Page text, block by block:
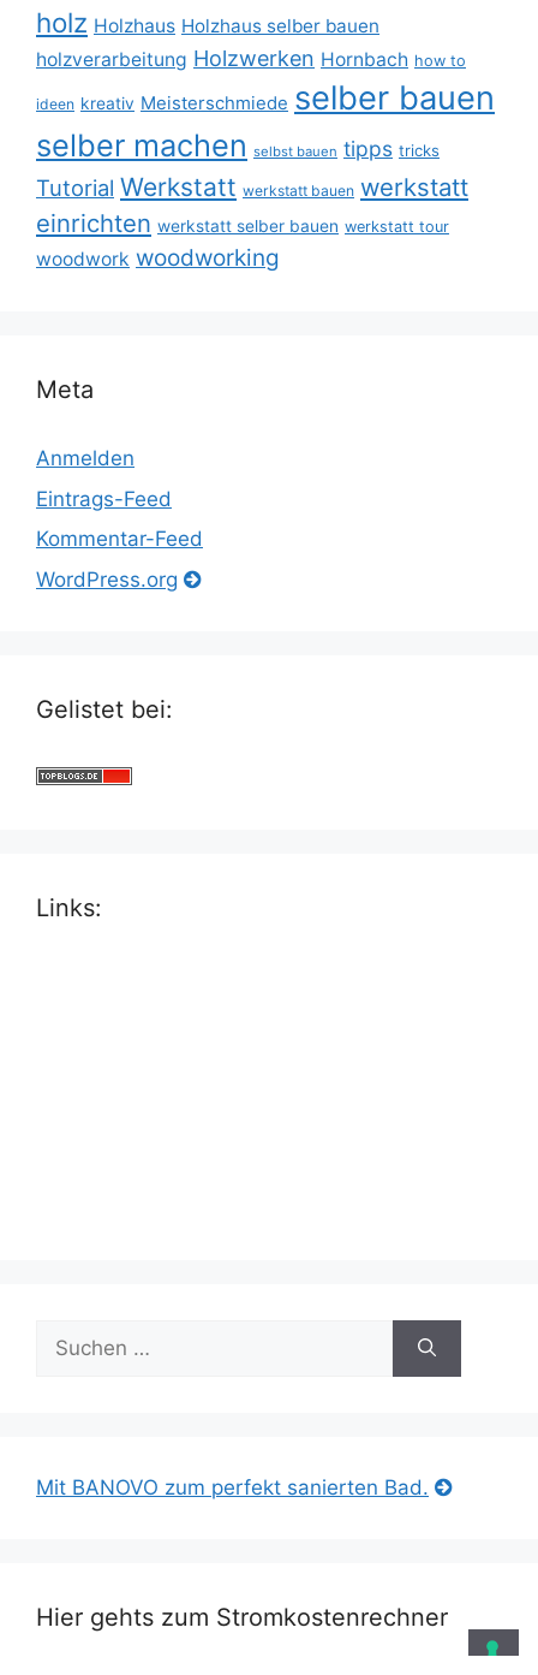
holz Holzhaus Holzhaus selber bauen
holzverarbeitung Holzwerken Hornbach how to
ideen kreativ Meisterschmiede selber bauen
selber machen selbst bauen tipps tricks
Tutorial Werkstatt werkstatt bauen werkstatt
einrichten werkstatt selber bauen werkstatt tour
woodwork woodworking
Meta
Anmelden
Eintrags-Feed
Kommentar-Feed
WordPress.org
Gelistet bei:
Links:
nach:
Mit BANOVO zum perfekt sanierten Bad.
Hier gehts zum Stromkostenrechner